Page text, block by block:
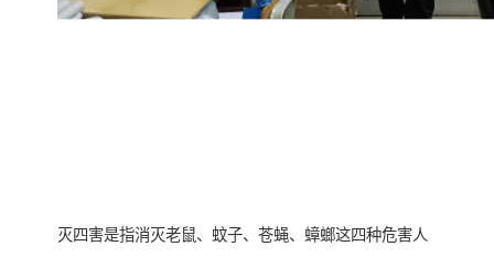
灭四害是指消灭老鼠、蚊子、苍蝇、蟑螂这四种危害人